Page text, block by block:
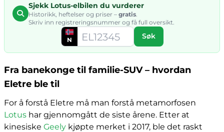
Sjekk Lotus-elbilen du vurderer
Historikk, heftelser og priser – gratis
Skriv inn registreringsnummer og få full oversikt.
N Søk
Fra banekonge til familie-SUV – hvordan
Eletre ble til
For å forstå Eletre må man forstå metamorfosen
Lotus har gjennomgått de siste årene. Etter at
kinesiske Geely kjøpte merket i 2017, ble det raskt